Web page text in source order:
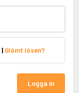
| Glömt lösen?
Logga in